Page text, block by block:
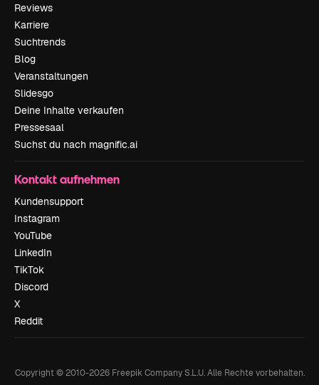
Reviews
Karriere
Suchtrends
Blog
Veranstaltungen
Slidesgo
Deine Inhalte verkaufen
Pressesaal
Suchst du nach magnific.ai
Kontakt aufnehmen
Kundensupport
Instagram
YouTube
LinkedIn
TikTok
Discord
X
Reddit
Copyright © 2010-2026Freepik Company S.L.U. Alle Rechte vorbehalten.